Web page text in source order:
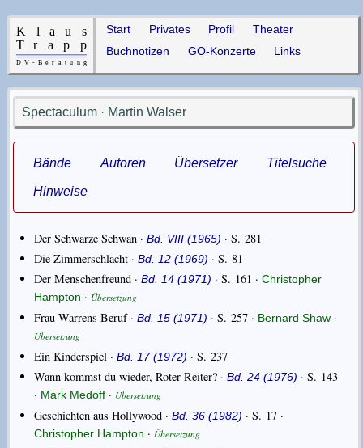
Start Privates Profil
Theater
Buchnotizen
GO-Konzerte Links
Spectaculum · Martin Walser
Bände Autoren Übersetzer Titelsuche
Hinweise
Der Schwarze Schwan ·Bd. VIII (1965) · S. 281
Die Zimmerschlacht ·Bd. 12 (1969) · S. 81
Der Menschenfreund ·Bd. 14 (1971) · S. 161 ·Christopher
Hampton · Übersetzung
Frau Warrens Beruf ·Bd. 15 (1971) · S. 257 · Bernard Shaw ·
Übersetzung
Ein Kinderspiel ·Bd. 17 (1972) · S. 237
Wann kommst du wieder, Roter Reiter? ·Bd. 24 (1976) · S. 143
· Mark Medoff · Übersetzung
Geschichten aus Hollywood ·Bd. 36 (1982) · S. 17 ·
Christopher Hampton · Übersetzung